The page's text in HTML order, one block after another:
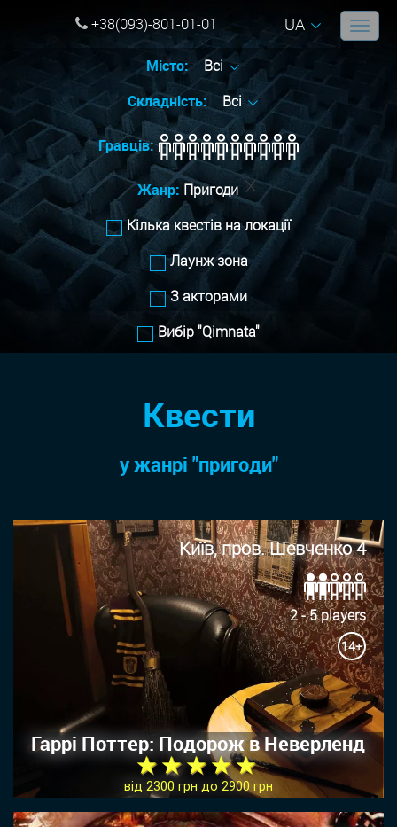
+38(093)-801-01-01 UA
Місто:
Всі
Складність:
Всі
Гравців:
Жанр: Пригоди
Кілька квестів на локації
Лаунж зона
З акторами
Вибір "Qimnata"
Квести
у жанрi "пригоди"
Київ, пров. Шевченко 4
2 - 5 players
14+
Гаррі Поттер: Подорож в Неверленд
★ ★ ★ ★ ★
від 2300 грн до 2900 грн